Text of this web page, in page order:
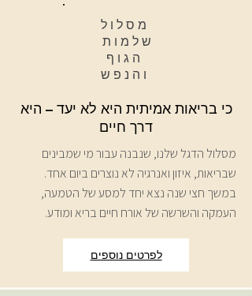
מסלול
שלמות
הגוף
והנפש
כי בריאות אמיתית היא לא יעד – היא
דרך חיים
מסלול הדגל שלנו, שנבנה עבור מי שמבינים
שבריאות, איזון ואנרגיה לא נוצרים ביום אחד.
במשך חצי שנה נצא יחד למסע של הטמעה,
העמקה והשרשה של אורח חיים בריא ומודע.
לפרטים נוספים